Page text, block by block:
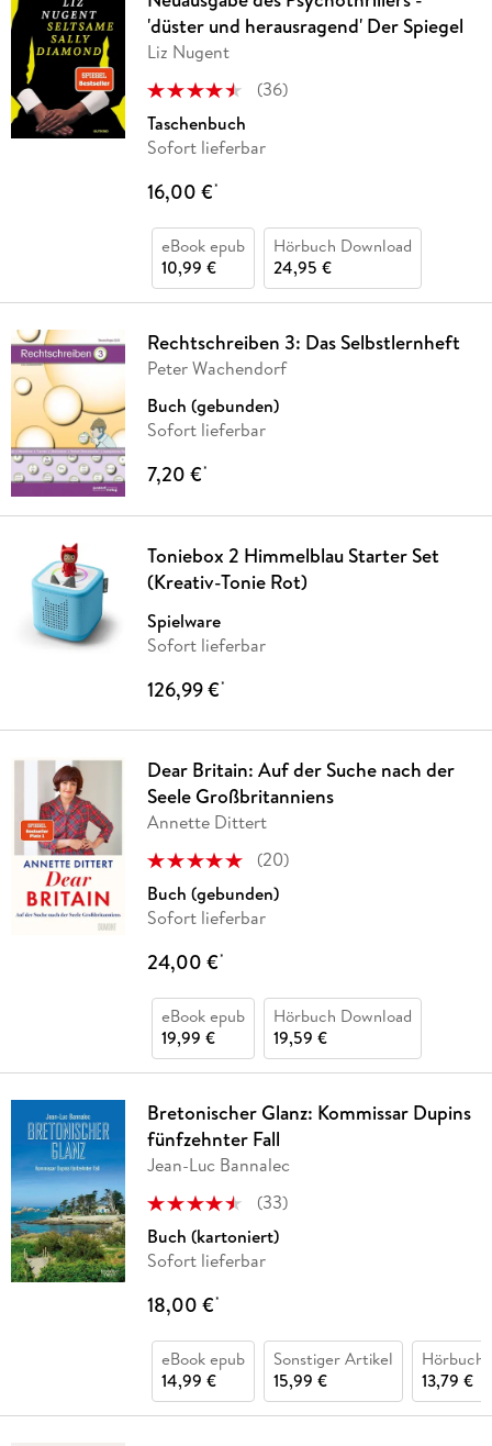
'düster und herausragend' Der Spiegel
Liz Nugent
(36)
Taschenbuch
Sofort lieferbar
16,00 €*
eBook epub
10,99 €
Hörbuch Download
24,95 €
Rechtschreiben 3: Das Selbstlernheft
Peter Wachendorf
Buch (gebunden)
Sofort lieferbar
7,20 €*
Toniebox 2 Himmelblau Starter Set
(Kreativ-Tonie Rot)
Spielware
Sofort lieferbar
126,99 €*
Dear Britain: Auf der Suche nach der
Seele Großbritanniens
Annette Dittert
(20)
Buch (gebunden)
Sofort lieferbar
24,00 €*
eBook epub
19,99 €
Hörbuch Download
19,59 €
Bretonischer Glanz: Kommissar Dupins
fünfzehnter Fall
Jean-Luc Bannalec
(33)
Buch (kartoniert)
Sofort lieferbar
18,00 €*
eBook epub
14,99 €
Sonstiger Artikel
15,99 €
Hörbuch
13,79 €